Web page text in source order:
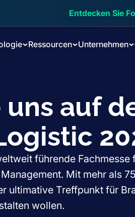
Entdecken Sie
Ressourcen Unternehmen
auf
führende Fachmesse
Mit mehr als
ultimative Treffpunkt für
wollen.